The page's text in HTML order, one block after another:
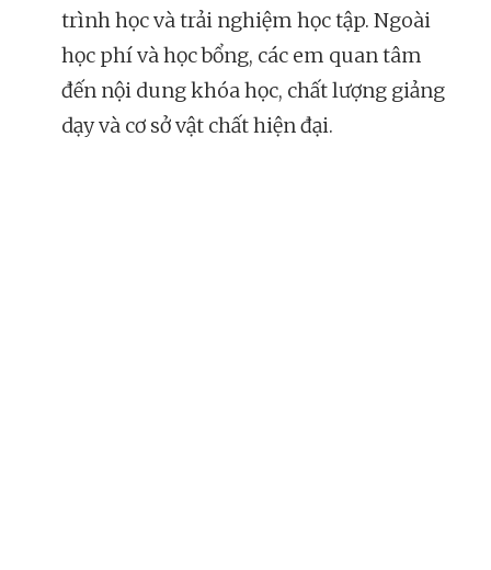
trình học và trải nghiệm học tập. Ngoài
học phí và học bổng, các em quan tâm
đến nội dung khóa học, chất lượng giảng
dạy và cơ sở vật chất hiện đại.